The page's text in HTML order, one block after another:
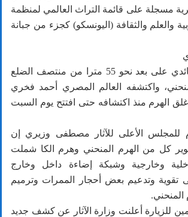
مسجلة على قائمة التراث العالمي لمنظمة
والعلم والثقافة (اليونسكو) كجزء من جبانة
يقع هرم الكا العقائدي على بعد نحو 55 مترا من منتصف الضلع
واكتشفه العالم المصري أحمد فخري
تم غلق الهرم منذ اكتشافه حتى افتتح يوم السبت
للمجلس الأعلى للآثار مصطفى وزيري إن
كل من الهرم المنحني وهرم الكا شملت
وخارجية وشبكة إضاءة داخل وخارج
تقوية وتدعيم بعض أحجار الممرات وترميم
المنحني.
للزيارة أعلنت وزارة الآثار عن كشف جديد